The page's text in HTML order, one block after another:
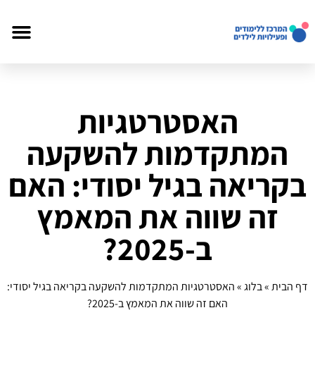
האסטרטגיות
המתקדמות להשקעה
בקריאה בגיל יסודי: האם
זה שווה את המאמץ
ב-2025?
דף הבית»בלוג»האסטרטגיות המתקדמות להשקעה בקריאה בגיל יסודי:
האם זה שווה את המאמץ ב-2025?